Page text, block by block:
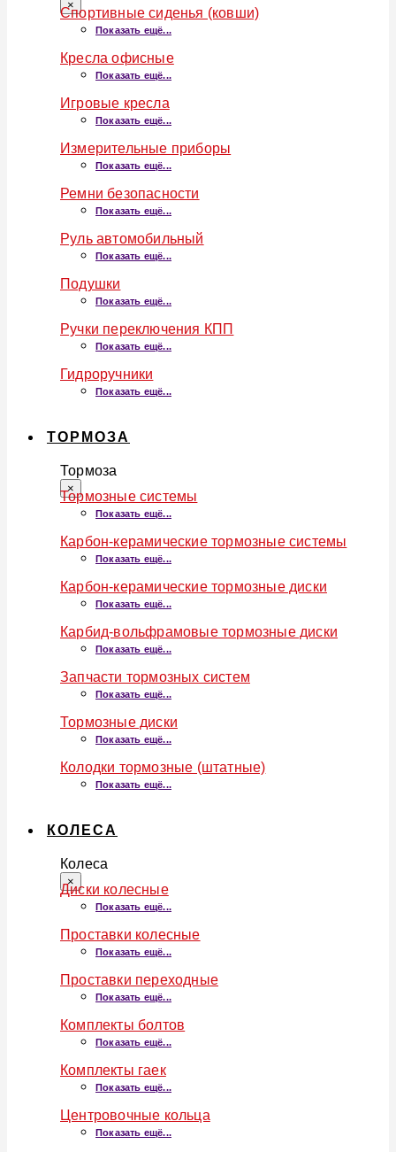
×
Спортивные сиденья (ковши)
Показать ещё...
Кресла офисные
Показать ещё...
Игровые кресла
Показать ещё...
Измерительные приборы
Показать ещё...
Ремни безопасности
Показать ещё...
Руль автомобильный
Показать ещё...
Подушки
Показать ещё...
Ручки переключения КПП
Показать ещё...
Гидроручники
Показать ещё...
ТОРМОЗА
Тормоза
×
Тормозные системы
Показать ещё...
Карбон-керамические тормозные системы
Показать ещё...
Карбон-керамические тормозные диски
Показать ещё...
Карбид-вольфрамовые тормозные диски
Показать ещё...
Запчасти тормозных систем
Показать ещё...
Тормозные диски
Показать ещё...
Колодки тормозные (штатные)
Показать ещё...
КОЛЕСА
Колеса
×
Диски колесные
Показать ещё...
Проставки колесные
Показать ещё...
Проставки переходные
Показать ещё...
Комплекты болтов
Показать ещё...
Комплекты гаек
Показать ещё...
Центровочные кольца
Показать ещё...